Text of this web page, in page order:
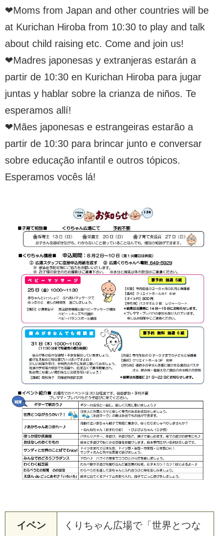
❤︎Moms from Japan and other countries will be
at Kurichan Hiroba from 10:30 to play and talk
about child raising etc. Come and join us!
❤︎Madres japonesas y extranjeras estarán a
partir de 10:30 en Kurichan Hiroba para jugar
juntas y hablar sobre la crianza de niños. Te
esperamos allí!
❤︎Mães japonesas e estrangeiras estarão a
partir de 10:30 para brincar junto e conversar
sobre educação infantil e outros tópicos.
Esperamos vocês lá!
イベン くりちゃん広場で「世界とつな